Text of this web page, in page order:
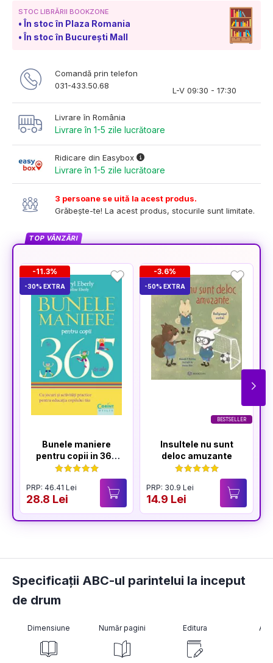
STOC LIBRĂRII BOOKZONE
În stoc în Plaza Romania
În stoc în București Mall
Comandă prin telefon
031-433.50.68
L-V 09:30 - 17:30
Livrare în România
Livrare în 1-5 zile lucrătoare
Ridicare din Easybox
Livrare în 1-5 zile lucrătoare
3 persoane se uită la acest produs.
Grăbește-te! La acest produs, stocurile sunt limitate.
TOP VÂNZĂRI
-11.3%
-30% EXTRA
Bunele maniere
pentru copii in 365
de zile
PRP: 46.41 Lei
28.8 Lei
BESTSELLER
-3.6%
-50% EXTRA
Insultele nu sunt
deloc amuzante
PRP: 30.9 Lei
14.9 Lei
Specificații ABC-ul parintelui la inceput
de drum
Dimensiune Număr pagini Editura